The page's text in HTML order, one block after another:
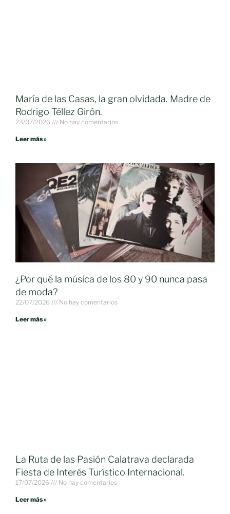
María de las Casas, la gran olvidada. Madre de
Rodrigo Téllez Girón.
23/07/2026 No hay comentarios
Leer más »
¿Por qué la música de los 80 y 90 nunca pasa
de moda?
22/07/2026 No hay comentarios
Leer más »
La Ruta de las Pasión Calatrava declarada
Fiesta de Interés Turístico Internacional.
17/07/2026 No hay comentarios
Leer más »